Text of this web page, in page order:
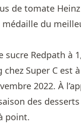
de tomate
médaille du
sucre Redpath à
chez Super C est
2022. À
des
point.